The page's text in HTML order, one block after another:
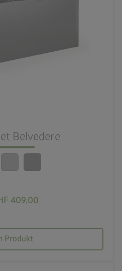
Belvedere
409,00
Produkt
calendar_month
Garantie